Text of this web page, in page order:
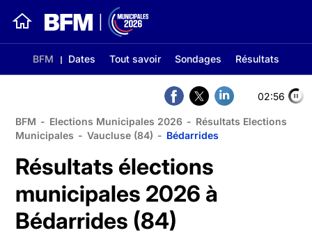
BFM Dates Tout savoir Sondages Résultats
02:56
BFM - Elections Municipales 2026 - Résultats Elections
Municipales - Vaucluse (84) - Bédarrides
Résultats élections
municipales 2026 à
Bédarrides (84)